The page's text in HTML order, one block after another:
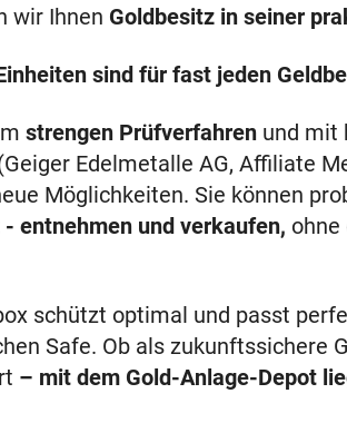
wir Ihnen Goldbesitz in seiner
sind für fast jeden
strengen Prüfverfahren und mit
Edelmetalle AG, Affiliate
Möglichkeiten. Sie können
entnehmen und verkaufen, ohne
schützt optimal und passt
Safe. Ob als zukunftssichere
– mit dem Gold-Anlage-Depot